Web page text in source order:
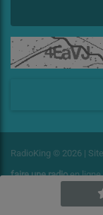
RadioKing © 2026 |
faire une radioen